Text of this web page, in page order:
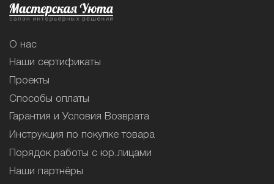
О нас
Наши сертификаты
Проекты
Способы оплаты
Гарантия и Условия Возврата
Инструкция по покупке товара
Порядок работы с юр.лицами
Наши партнёры